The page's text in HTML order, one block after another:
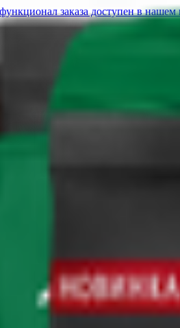
заказа доступен в
Mio»
Pro Arabica» в зернах27.98BYNBYN
Mio»